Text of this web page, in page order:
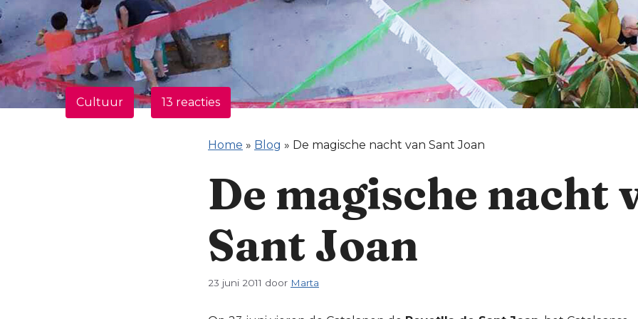
Cultuur 13 reacties
Home » Blog » De magische nacht van Sant Joan
De magische nacht
Sant Joan
23 juni 2011 door Marta